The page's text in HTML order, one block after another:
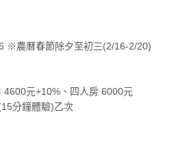
※農曆春節除夕至初三(2/16-2/20)
4600元+10%、四人房 6000元
分鐘體驗)乙次